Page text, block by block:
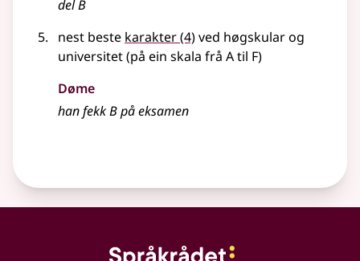
del B
nest beste karakter(4)ved høgskular og
universitet (på ein skala frå A til F)
Døme
han fekk B på eksamen